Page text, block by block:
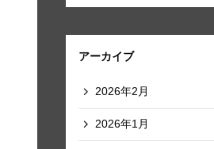
アーカイブ
2026年2月
2026年1月